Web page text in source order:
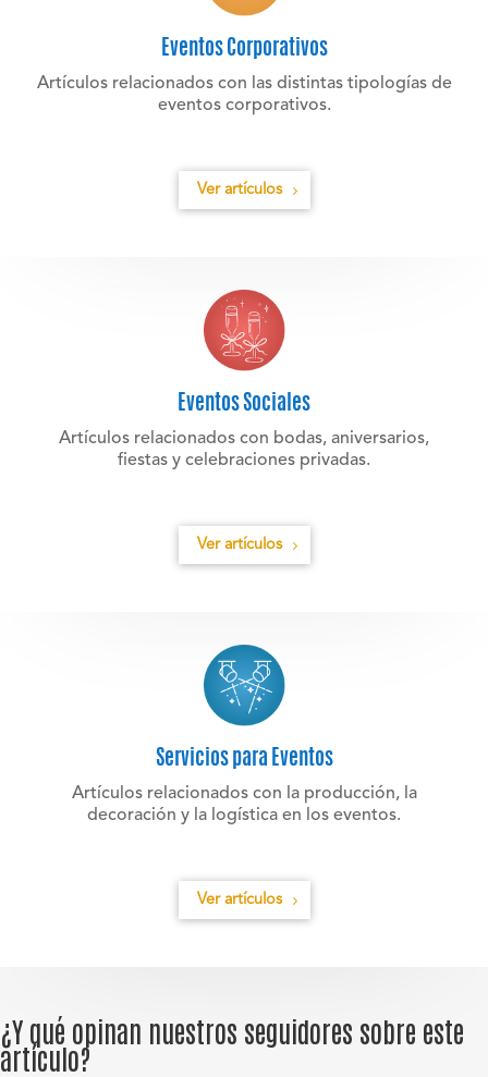
Eventos Corporativos
Artículos relacionados con las distintas tipologías de
eventos corporativos.
Ver artículos
Eventos Sociales
Artículos relacionados con bodas, aniversarios,
fiestas y celebraciones privadas.
Ver artículos
Servicios para Eventos
Artículos relacionados con la producción, la
decoración y la logística en los eventos.
Ver artículos
¿Y qué opinan nuestros seguidores sobre este
artículo?